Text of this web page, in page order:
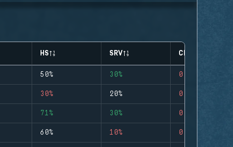
HS SRV CLUTCHES
50% 30% 0
30% 20% 0
71% 30% 0
60% 10% 0